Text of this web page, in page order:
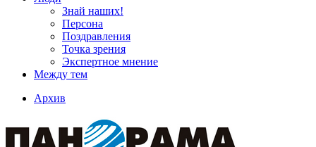
Знай наших!
Персона
Поздравления
Точка зрения
Экспертное мнение
Между тем
Архив